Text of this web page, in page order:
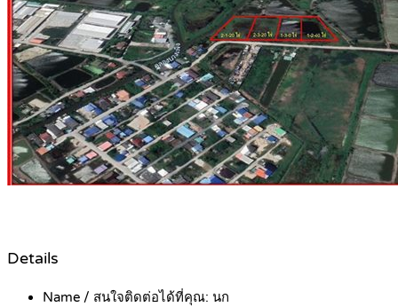
Details
Name / สนใจติดต่อได้ที่คุณ: นก